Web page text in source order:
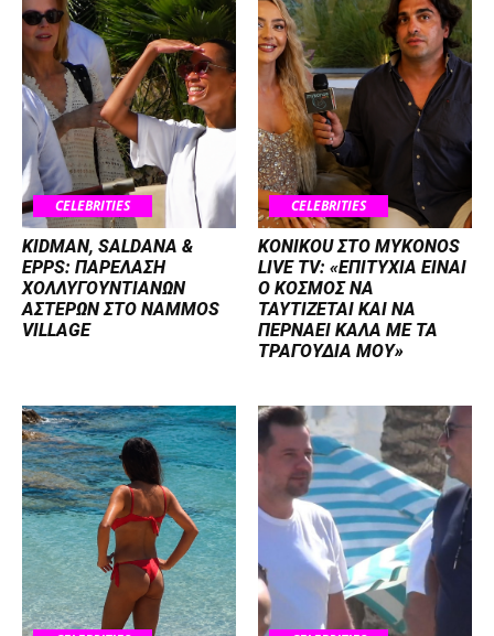
CELEBRITIES
KIDMAN, SALDANA &
EPPS: ΠΑΡΕΛΑΣΗ
ΧΟΛΛΥΓΟΥΝΤΙΑΝΩΝ
ΑΣΤΕΡΩΝ ΣΤΟ NAMMOS
VILLAGE
CELEBRITIES
KONIKOU ΣΤΟ MYKONOS
LIVE TV: «ΕΠΙΤΥΧΙΑ ΕΙΝΑΙ
Ο ΚΟΣΜΟΣ ΝΑ
ΤΑΥΤΙΖΕΤΑΙ KAI ΝΑ
ΠΕΡΝΑΕΙ ΚΑΛΑ ΜΕ ΤΑ
ΤΡΑΓΟΥΔΙΑ ΜΟΥ»